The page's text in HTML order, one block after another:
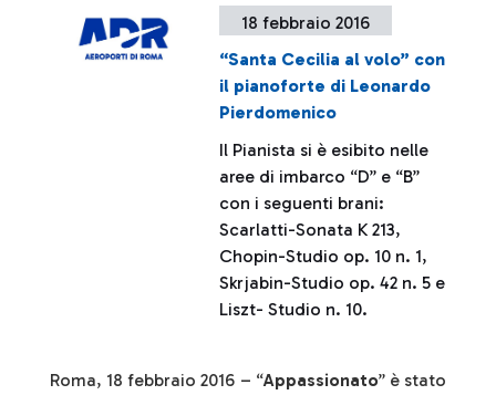
18 febbraio 2016
“Santa Cecilia al volo” con
il pianoforte di Leonardo
Pierdomenico
Il Pianista si è esibito nelle
aree di imbarco “D” e “B”
con i seguenti brani:
Scarlatti-Sonata K 213,
Chopin-Studio op. 10 n. 1,
Skrjabin-Studio op. 42 n. 5 e
Liszt- Studio n. 10.
Roma, 18 febbraio 2016 – “Appassionato” è stato